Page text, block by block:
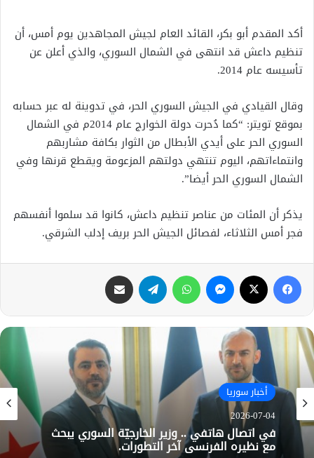
أكد المقدم أبو بكر، القائد العام لجيش المجاهدين يوم أمس، أن
تنظيم داعش قد انتهى في الشمال السوري، والذي أعلن عن
تأسيسه عام 2014.
وقال القيادي في الجيش السوري الحر، في تدوينة له عبر حسابه
بموقع تويتر: “كما دُحرت دولة الخوارج عام 2014م في الشمال
السوري الحر على أيدي الأبطال من الثوار بكافة مشاربهم
وانتماءاتهم، اليوم تنتهي دولتهم المزعومة ويقطع قرنها وفي
الشمال السوري الحر أيضا”.
يذكر أن المئات من عناصر تنظيم داعش، كانوا قد سلموا أنفسهم
فجر أمس الثلاثاء، لفصائل الجيش الحر بريف إدلب الشرقي.
فيسبوك ماسنجر واتساب تيلقرام
أخبار سوريا
2026-07-04
في اتصال هاتفي .. وزير الخارجيّة السوري يبحث
مع نظيره الفرنسي آخر التطورات.